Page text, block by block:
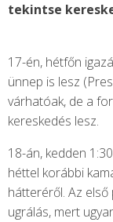
tekintse
17-én, hétfőn
ünnep is lesz
várhatóak, de a
kereskedés lesz.
18-án, kedden
héttel korábbi
hátteréről. Az
ugrálás, mert